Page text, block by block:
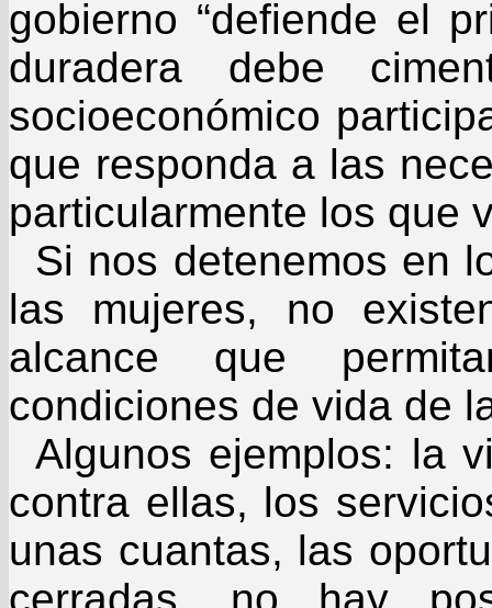
gobierno “defiende el
duradera debe
socioeconómico
que responda a las
particularmente los que
Si nos detenemos en
las mujeres, no
alcance que
condiciones de vida de
Algunos ejemplos: la
contra ellas, los
unas cuantas, las